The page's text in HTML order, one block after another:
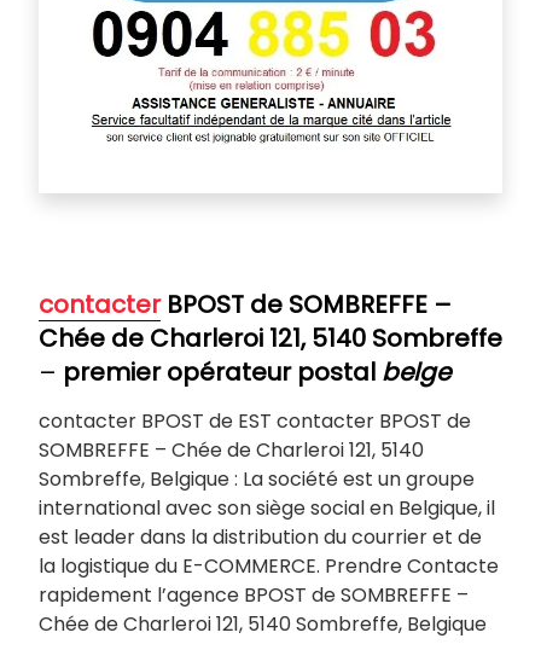
contacterBPOST de SOMBREFFE –
Chée de Charleroi 121, 5140 Sombreffe
– premier opérateur postal belge
contacter BPOST de EST contacter BPOST de
SOMBREFFE – Chée de Charleroi 121, 5140
Sombreffe, Belgique : La société est un groupe
international avec son siège social en Belgique, il
est leader dans la distribution du courrier et de
la logistique du E-COMMERCE. Prendre Contacte
rapidement l’agence BPOST de SOMBREFFE –
Chée de Charleroi 121, 5140 Sombreffe, Belgique